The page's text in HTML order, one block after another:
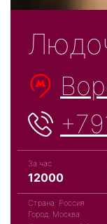
За час
12000
Страна: Россия
Город: Москва